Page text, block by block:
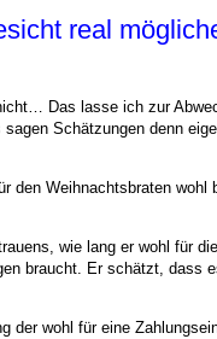
real
Das lasse ich zur
Schätzungen denn
den Weihnachtsbraten wohl
wie lang er wohl für die
braucht. Er schätzt, dass
der wohl für eine